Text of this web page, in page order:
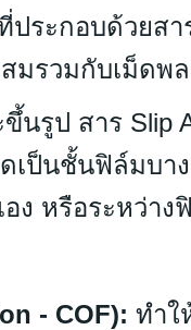
ระกอบด้วยส
มรวมกับเม็ด
นรูป สาร Slip
เป็นชั้นฟิล์มบ
หรือระหว่า
- COF): ทำใ